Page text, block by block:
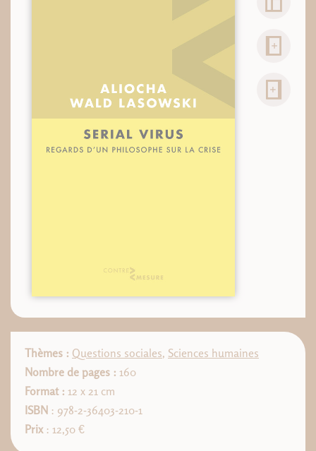
Thèmes : Questions sociales, Sciences humaines
Nombre de pages : 160
Format : 12 x 21 cm
ISBN : 978-2-36403-210-1
Prix: 12,50 €